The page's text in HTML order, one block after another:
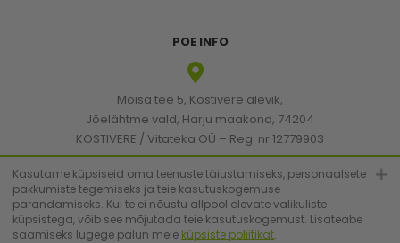
POE INFO
Mõisa tee 5, Kostivere alevik,
Jõelähtme vald, Harju maakond, 74204
KOSTIVERE / Vitateka OÜ – Reg. nr 12779903
KMKR: EE101830894
[email protected]
Kasutame küpsiseid oma teenuste täiustamiseks, personaalsete
pakkumiste tegemiseks ja teie kasutuskogemuse
parandamiseks. Kui te ei nõustu allpool olevate valikuliste
küpsistega, võib see mõjutada teie kasutuskogemust. Lisateabe
saamiseks lugege palun meie küpsiste poliitikat.